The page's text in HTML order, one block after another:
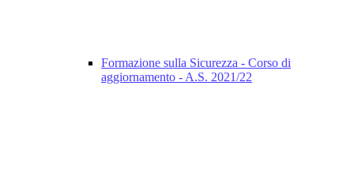
Formazione sulla Sicurezza - Corso di
aggiornamento - A.S. 2021/22